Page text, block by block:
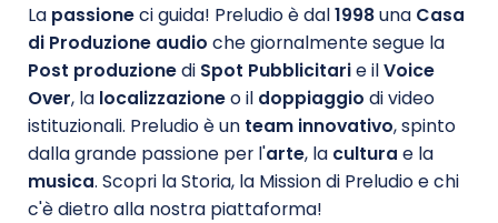
La passioneci guida! Preludio è dal1998una Casa
di Produzione audio che giornalmente segue la
Post produzionedi Spot Pubblicitarie ilVoice
Over, la localizzazioneo il doppiaggio di video
istituzionali. Preludio è un team innovativo, spinto
dalla grande passione per l'arte, la cultura e la
musica. Scopri la Storia, la Mission di Preludio e chi
c'è dietro alla nostra piattaforma!